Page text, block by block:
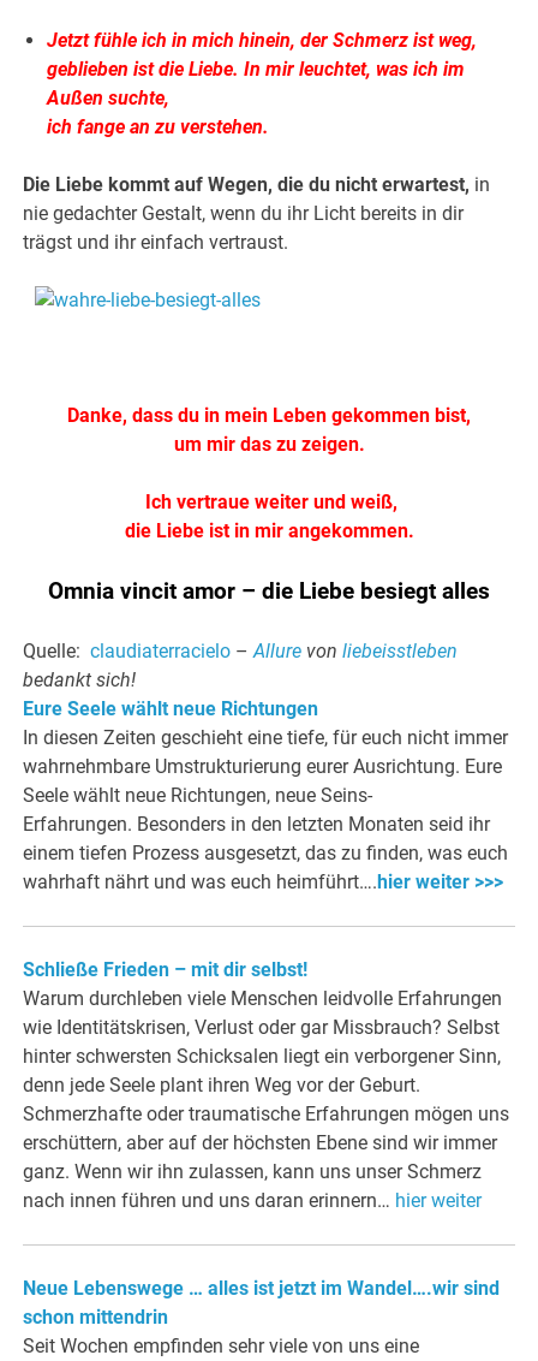
Jetzt fühle ich in mich hinein, der Schmerz ist weg,
geblieben ist die Liebe. In mir leuchtet, was ich im
Außen suchte,
ich fange an zu verstehen.
Die Liebe kommt auf Wegen, die du nicht erwartest, in
nie gedachter Gestalt, wenn du ihr Licht bereits in dir
trägst und ihr einfach vertraust.
Danke, dass du in mein Leben gekommen bist,
um mir das zu zeigen.
Ich vertraue weiter und weiß,
die Liebe ist in mir angekommen.
Omnia vincit amor – die Liebe besiegt alles
Quelle:claudiaterracielo –Allure vonliebeisstleben
bedankt sich!
Eure Seele wählt neue Richtungen
In diesen Zeiten geschieht eine tiefe, für euch nicht immer
wahrnehmbare Umstrukturierung eurer Ausrichtung. Eure
Seele wählt neue Richtungen, neue Seins-
Erfahrungen. Besonders in den letzten Monaten seid ihr
einem tiefen Prozess ausgesetzt, das zu finden, was euch
wahrhaft nährt und was euch heimführt…. hier weiter >>>
Schließe Frieden – mit dir selbst!
Warum durchleben viele Menschen leidvolle Erfahrungen
wie Identitätskrisen, Verlust oder gar Missbrauch? Selbst
hinter schwersten Schicksalen liegt ein verborgener Sinn,
denn jede Seele plant ihren Weg vor der Geburt.
Schmerzhafte oder traumatische Erfahrungen mögen uns
erschüttern, aber auf der höchsten Ebene sind wir immer
ganz. Wenn wir ihn zulassen, kann uns unser Schmerz
nach innen führen und uns daran erinnern… hier weiter
Neue Lebenswege … alles ist jetzt im Wandel….wir sind
schon mittendrin
Seit Wochen empfinden sehr viele von uns eine